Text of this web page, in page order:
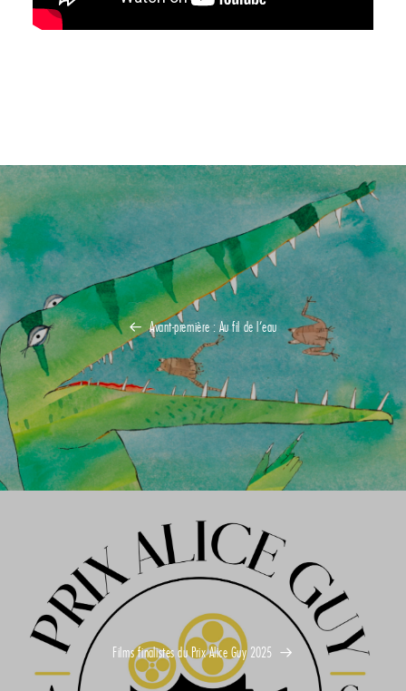
Avant-première : Au fil de l’eau
Films finalistes du Prix Alice Guy 2025